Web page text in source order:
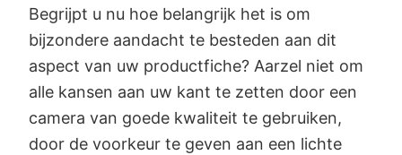
Begrijpt u nu hoe belangrijk het is om
bijzondere aandacht te besteden aan dit
aspect van uw productfiche? Aarzel niet om
alle kansen aan uw kant te zetten door een
camera van goede kwaliteit te gebruiken,
door de voorkeur te geven aan een lichte